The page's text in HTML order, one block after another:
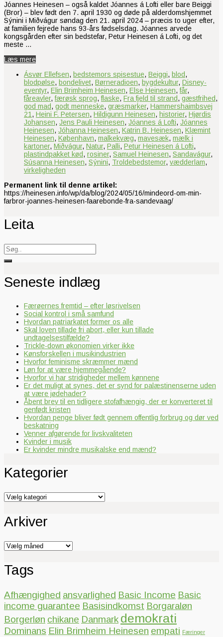
Jóannes Heinesen – også kaldet Jóannes á Lofti eller bare Beiggi
(Bror) – blev født den 7. april 1930 og døde på alderdomshjemmet
Sýnini i Miðvágur søndag den 21. april 2024 – præcis to uger efter,
at familien fejrede hans 93-års fødselsdag. Jóannes arvede
kongsgården efter sin bedstefar, Petur Heinesen á Lofti, og det
meste …
Læs mere
Ásvør Ellefsen, bedstemors spisestue, Beiggi, blod,
blodpølse, bondelivet, Børneradioen, bygdekultur, Disney-
eventyr, Elin Brimheim Heinesen, Else Heinesen,får,
fåreavler,færøsk sprog,flaske, Fra fjeld til strand, gæstfrihed,
god mad, godt menneske, græsmarker, Hammershaimbsvej
21 , Heini F. Petersen, Hildigunn Heinesen, historier, Hjørdis
Johansen, Jens Pauli Heinesen, Jóannes á Lofti, Jóannes
Heinesen, Jóhanna Heinesen, Katrin B. Heinesen, Klæmint
Heinesen, København, malkekvæg, mavesæk, mælk i
kartoner, Miðvágur, Natur, Palli, Petur Heinesen á Lofti,
plastindpakket kød, rosiner, Samuel Heinesen, Sandavágur,
Súsanna Heinesen, Sýnini, Troldebedstemor, vædderlam,
virkeligheden
Permanent link til denne artikel:
https://heinesen.info/wp/da/blog/2024/05/16/mindeord-om-min-
farbror-joannes-heinesen-faarebonde-fra-sandevaag/
Leita
Search
for:
Seneste indlæg
Færøernes fremtid – efter løsrivelsen
Social kontrol i små samfund
Hvordan patriarkatet former os alle
Skal loven tillade fri abort, eller kun tillade
undtagelsestilfælde?
Trickle-down økonomien virker ikke
Kønsforskellen i musikindustrien
Hvorfor feminisme skræmmer mænd
Løn for at være hjemmegående?
Hvorfor vi har stridigheder mellem kønnene
Er det muligt at synes, det er synd for palæstinenserne uden
at være jødehader?
Åbent brev til en tidligere stofafhængig, der er konverteret til
genfødt kristen
Hvordan penge bliver født gennem offentlig forbrug og dør ved
beskatning
Venner afgørende for livskvaliteten
Kvinder i musik
Er kvinder mindre musikalske end mænd?
Kategorier
Kategorier
Arkiver
Arkiver
Tags
Afhængighed ansvarlighed Basic Income Basic
income guarantee Basisindkomst Borgaraløn
Borgerløn chikane Danmark demokrati
Dominans Elin Brimheim Heinesen empati Færinger